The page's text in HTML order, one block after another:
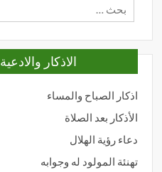
الاذكار والادعية
اذكار الصباح والمساء
الأذكار بعد الصلاة
دعاء رؤية الهلال
تهنئة المولود له وجوابه